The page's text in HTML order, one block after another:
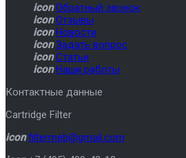
icon Обратный звонок
icon Отзывы
icon Новости
icon Задать вопрос
icon Статьи
icon Наши работы
Контактные данные
Cartridge Filter
icon filtermeb@gmail.com